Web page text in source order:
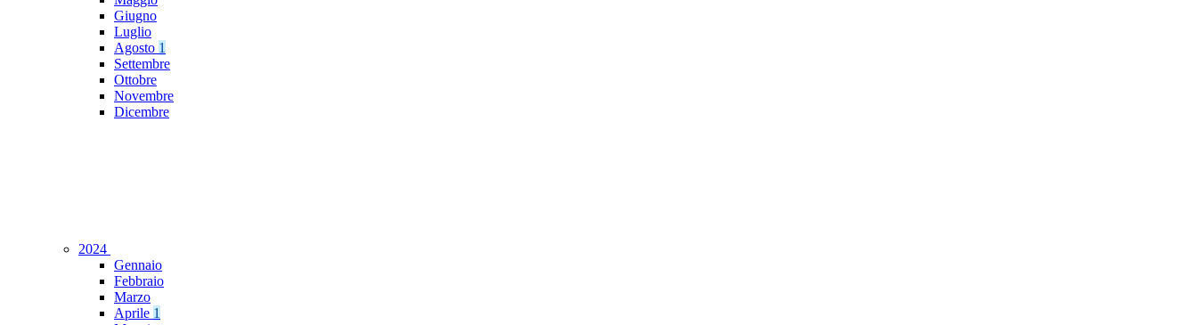
Giugno
Luglio
Agosto 1
Settembre
Ottobre
Novembre
Dicembre
2024
Gennaio
Febbraio
Marzo
Aprile 1